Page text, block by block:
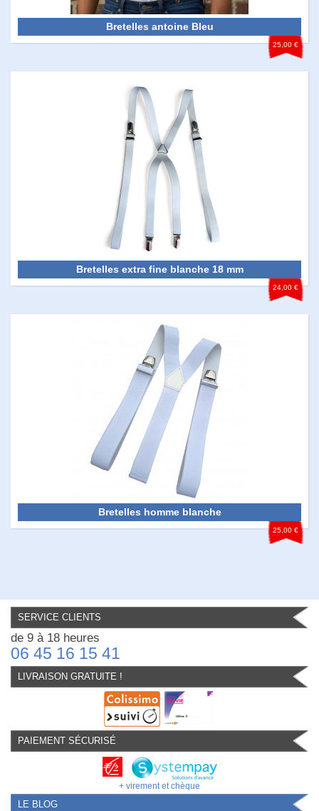
Bretelles antoine Bleu
25,00 €
Bretelles extra fine blanche 18 mm
24,00 €
Bretelles homme blanche
25,00 €
SERVICE CLIENTS
de 9 à 18 heures
06 45 16 15 41
LIVRAISON GRATUITE !
PAIEMENT SÉCURISÉ
+ virement et chèque
LE BLOG